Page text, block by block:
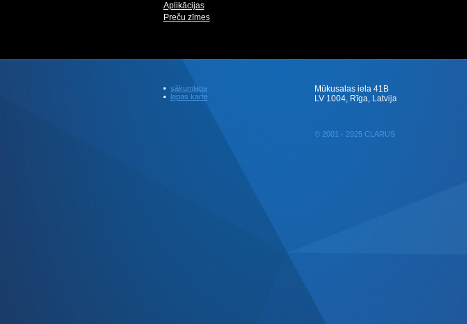
Aplikācijas
Preču zīmes
sākumlapa
lapas karte
Mūkusalas iela 41B
LV 1004, Rīga, Latvija
© 2001 - 2025 CLARUS